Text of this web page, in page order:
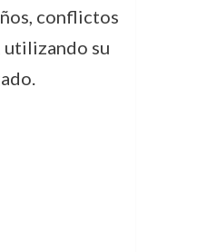
conflictos
utilizando su